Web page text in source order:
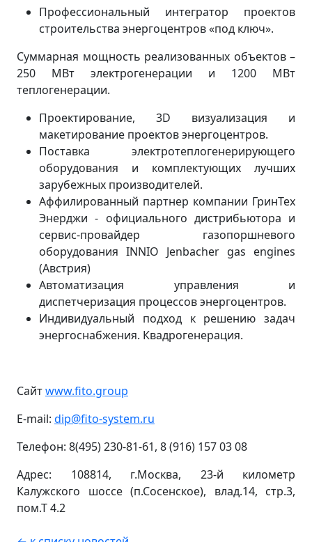
Профессиональный интегратор проектов
строительства энергоцентров «под ключ».
Суммарная мощность реализованных объектов –
250 МВт электрогенерации и 1200 МВт
теплогенерации.
Проектирование, 3D визуализация и
макетирование проектов энергоцентров.
Поставка электротеплогенерирующего
оборудования и комплектующих лучших
зарубежных производителей.
Аффилированный партнер компании ГринТех
Энерджи - официального дистрибьютора и
сервис-провайдер газопоршневого
оборудования INNIO Jenbacher gas engines
(Австрия)
Автоматизация управления и
диспетчеризация процессов энергоцентров.
Индивидуальный подход к решению задач
энергоснабжения. Квадрогенерация.
Сайтwww.fito.group
E-mail: dip@fito-system.ru
Телефон: 8(495) 230-81-61, 8 (916) 157 03 08
Адрес: 108814, г.Москва, 23-й километр
Калужского шоссе (п.Сосенское), влад.14, стр.3,
пом.Т 4.2